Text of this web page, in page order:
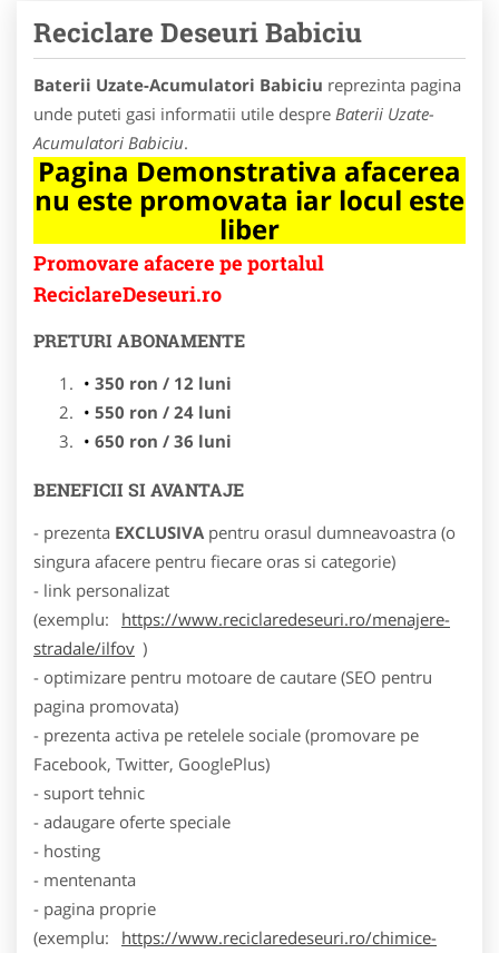
Reciclare Deseuri Babiciu
Baterii Uzate-Acumulatori Babiciu reprezinta pagina
unde puteti gasi informatii utile despre Baterii Uzate-
Acumulatori Babiciu.
Pagina Demonstrativa afacerea
nu este promovata iar locul este
liber
Promovare afacere pe portalul
ReciclareDeseuri.ro
PRETURI ABONAMENTE
350 ron / 12 luni
550 ron / 24 luni
650 ron / 36 luni
BENEFICII SI AVANTAJE
- prezenta EXCLUSIVA pentru orasul dumneavoastra (o
singura afacere pentru fiecare oras si categorie)
- link personalizat
(exemplu:
https://www.reciclaredeseuri.ro/menajere-
stradale/ilfov )
- optimizare pentru motoare de cautare (SEO pentru
pagina promovata)
- prezenta activa pe retelele sociale (promovare pe
Facebook, Twitter, GooglePlus)
- suport tehnic
- adaugare oferte speciale
- hosting
- mentenanta
- pagina proprie
(exemplu:
https://www.reciclaredeseuri.ro/chimice-